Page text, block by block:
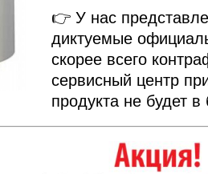
👉 У нас
диктуемые
скорее всего
сервисный центр
продукта не будет